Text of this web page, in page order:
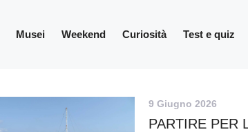
Musei Weekend Curiosità Test e quiz
9 Giugno 2026
PARTIRE PER